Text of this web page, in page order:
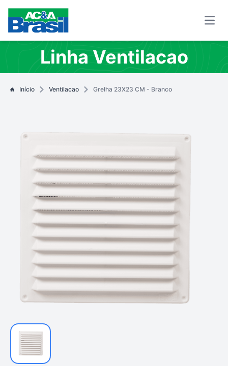
Linha Ventilacao
Início Ventilacao Grelha 23X23 CM - Branco